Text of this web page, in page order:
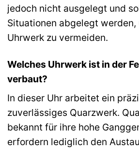
jedoch nicht ausgelegt und
Situationen abgelegt werden,
Uhrwerk zu vermeiden.
Welches Uhrwerk ist in der
verbaut?
In dieser Uhr arbeitet ein
zuverlässiges Quarzwerk.
bekannt für ihre hohe
erfordern lediglich den